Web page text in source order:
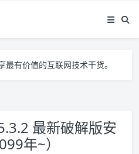
有价值的互联网技术干货。
最新破解版安
年~）